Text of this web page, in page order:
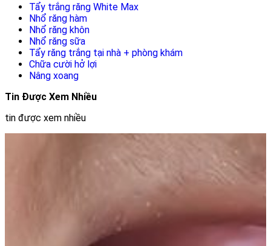
Tẩy trắng răng White Max
Nhổ răng hàm
Nhổ răng khôn
Nhổ răng sữa
Tẩy răng trắng tại nhà + phòng khám
Chữa cười hở lợi
Nâng xoang
Tin Được Xem Nhiều
tin được xem nhiều